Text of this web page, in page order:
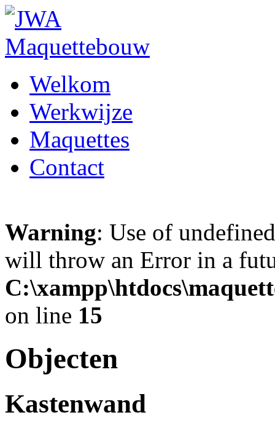
Welkom
Werkwijze
Maquettes
Contact
Warning: Use of
will throw an Error in a
on line 15
Objecten
Kastenwand